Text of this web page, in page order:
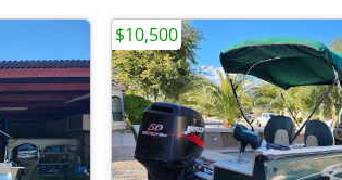
$10,500